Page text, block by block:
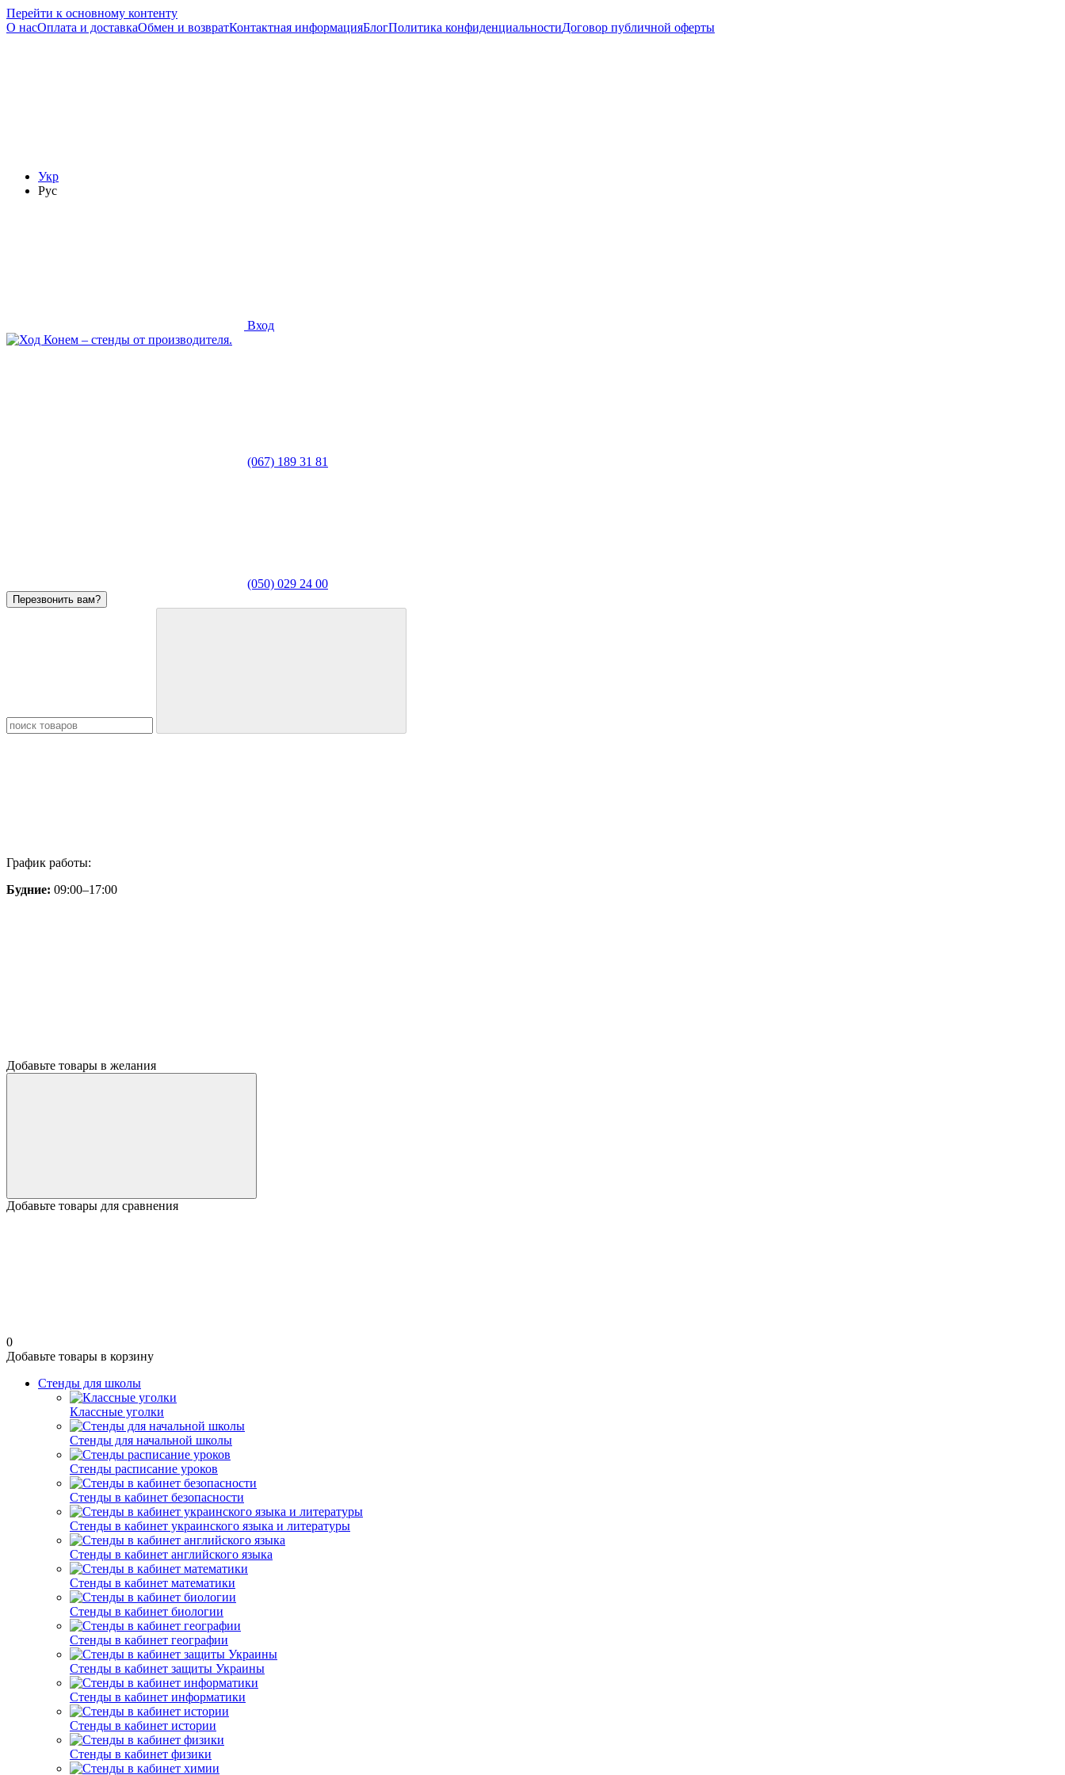
Перейти к основному контенту
О насОплата и доставкаОбмен и возвратКонтактная информацияБлогПолитика конфиденциальностиДоговор публичной оферты
Укр
Рус
Вход
(067) 189 31 81
(050) 029 24 00
Перезвонить вам?
График работы:
Будние: 09:00–17:00
Добавьте товары в желания
Добавьте товары для сравнения
0
Добавьте товары в корзину
Стенды для школы
Классные уголки
Стенды для начальной школы
Стенды расписание уроков
Стенды в кабинет безопасности
Стенды в кабинет украинского языка и литературы
Стенды в кабинет английского языка
Стенды в кабинет математики
Стенды в кабинет биологии
Стенды в кабинет географии
Стенды в кабинет защиты Украины
Стенды в кабинет информатики
Стенды в кабинет истории
Стенды в кабинет физики